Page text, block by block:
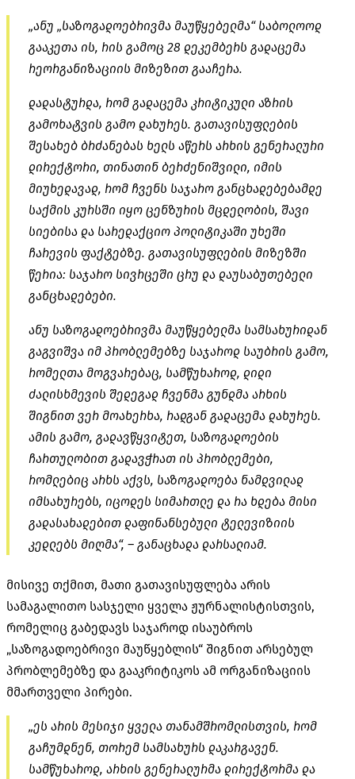
„ანუ „საზოგადოებრივმა მაუწყებელმა“ საბოლოოდ
გააკეთა ის, რის გამოც 28 დეკემბერს გადაცემა
რეორგანიზაციის მიზეზით გააჩერა.
დადასტურდა, რომ გადაცემა კრიტიკული აზრის
გამოხატვის გამო დახურეს. გათავისუფლების
შესახებ ბრძანებას ხელს აწერს არხის გენერალური
დირექტორი, თინათინ ბერძენიშვილი, იმის
მიუხედავად, რომ ჩვენს საჯარო განცხადებებამდე
საქმის კურსში იყო ცენზურის მცდელობის, შავი
სიებისა და სარედაქციო პოლიტიკაში უხეში
ჩარევის ფაქტებზე. გათავისუფლების მიზეზში
წერია: საჯარო სივრცეში ცრუ და დაუსაბუთებელი
განცხადებები.
ანუ საზოგადოებრივმა მაუწყებელმა სამსახურიდან
გაგვიშვა იმ პრობლემებზე საჯაროდ საუბრის გამო,
რომელთა მოგვარებაც, სამწუხაროდ, დიდი
ძალისხმევის შედეგად ჩვენმა გუნდმა არხის
შიგნით ვერ მოახერხა, რადგან გადაცემა დახურეს.
ამის გამო, გადავწყვიტეთ, საზოგადოების
ჩართულობით გადავჭრათ ის პრობლემები,
რომლებიც არხს აქვს, საზოგადოება ნამდვილად
იმსახურებს, იცოდეს სიმართლე და რა ხდება მისი
გადასახადებით დაფინანსებული ტელევიზიის
კედლებს მიღმა“, – განაცხადა დარსალიამ.
მისივე თქმით, მათი გათავისუფლება არის
სამაგალითო სასჯელი ყველა ჟურნალისტისთვის,
რომელიც გაბედავს საჯაროდ ისაუბროს
„საზოგადოებრივი მაუწყებლის“ შიგნით არსებულ
პრობლემებზე და გააკრიტიკოს ამ ორგანიზაციის
მმართველი პირები.
„ეს არის მესიჯი ყველა თანამშრომლისთვის, რომ
გაჩუმდნენ, თორემ სამსახურს დაკარგავენ.
სამწუხაროდ, არხის გენერალურმა დირექტორმა და